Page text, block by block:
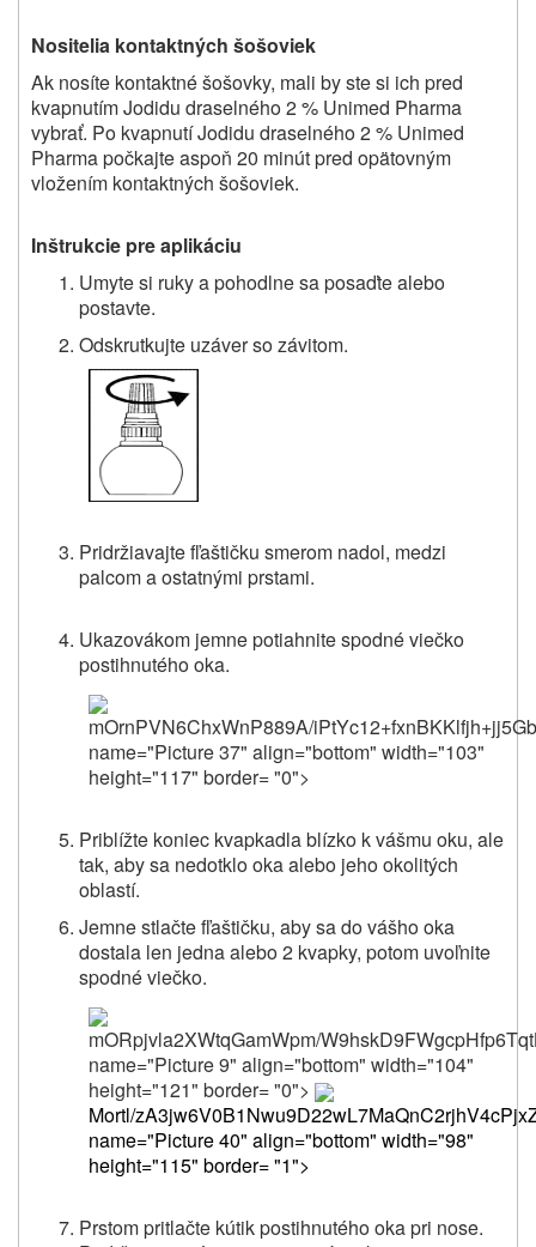
Nositelia kontaktných šošoviek
Ak nosíte kontaktné šošovky, mali by ste si ich pred
kvapnutím Jodidu draselného 2 % Unimed Pharma
vybrať. Po kvapnutí Jodidu draselného 2 % Unimed
Pharma počkajte aspoň 20 minút pred opätovným
vložením kontaktných šošoviek.
Inštrukcie pre aplikáciu
Umyte si ruky a pohodlne sa posaďte alebo
postavte.
Odskrutkujte uzáver so závitom.
Pridržiavajte fľaštičku smerom nadol, medzi
palcom a ostatnými prstami.
Ukazovákom jemne potiahnite spodné viečko
postihnutého oka.
Priblížte koniec kvapkadla blízko k vášmu oku, ale
tak, aby sa nedotklo oka alebo jeho okolitých
oblastí.
Jemne stlačte fľaštičku, aby sa do vášho oka
dostala len jedna alebo 2 kvapky, potom uvoľnite
spodné viečko.
Mortl/
name="Picture 40" align="bottom" width="98"
height="115" border= "1">
Prstom pritlačte kútik postihnutého oka pri nose.